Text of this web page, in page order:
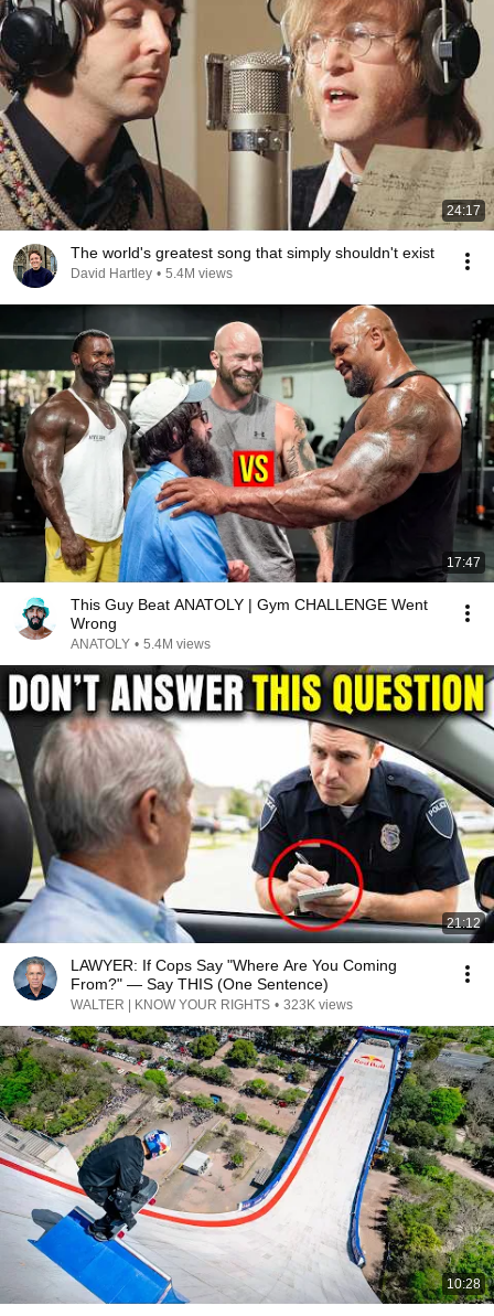
24:17
The world's greatest song that simply shouldn't exist
David Hartley • 5.4M views
17:47
This Guy Beat ANATOLY | Gym CHALLENGE Went
Wrong
ANATOLY • 5.4M views
21:12
LAWYER: If Cops Say "Where Are You Coming
From?" — Say THIS (One Sentence)
WALTER | KNOW YOUR RIGHTS • 323K views
10:28